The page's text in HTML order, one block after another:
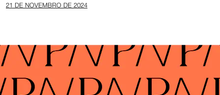
21 DE NOVEMBRO DE 2024